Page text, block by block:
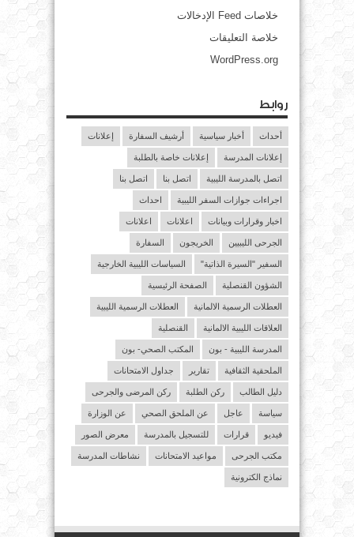
خلاصات Feed الإدخالات
خلاصة التعليقات
WordPress.org
روابط
أحداث أخبار سياسية أرشيف السفارة إعلانات
إعلانات المدرسة إعلانات خاصة بالطلبة
اتصل بالمدرسة الليبية اتصل بنا اتصل بنا
اجراءات جوازات السفر الليبية احداث
اخبار وقرارات وبيانات اعلانات اعلانات
الجرحى الليبيين الخريجون السفارة
السفير "السيرة الذاتية" السياسات الليبية الخارجية
الشؤون القنصلية الصفحة الرئيسية
العطلات الرسمية الالمانية العطلات الرسمية الليبية
العلاقات الليبية الالمانية القنصلية
المدرسة الليبية - بون المكتب الصحي- بون
الملحقية الثقافية تقارير جداول الامتحانات
دليل الطالب ركن الطلبة ركن المرضى والجرحى
سياسة عاجل عن الملحق الصحي عن الوزارة
فيديو قرارات للتسجيل بالمدرسة معرض الصور
مكتب الجرحى مواعيد الامتحانات نشاطات المدرسة
نماذج الكترونية